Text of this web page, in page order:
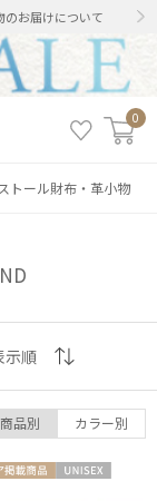
お届けについて
0
トール財布・革小物
示順
商品別 カラー別